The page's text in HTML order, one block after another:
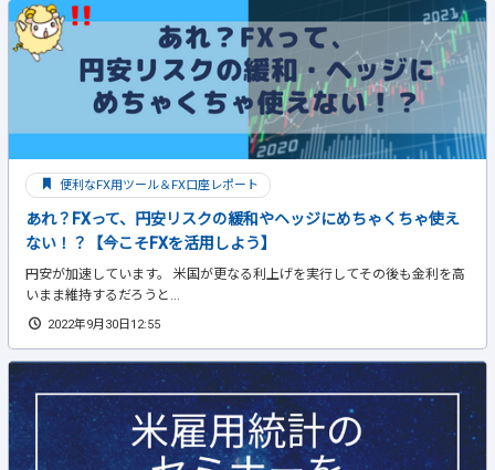
便利なFX用ツール＆FX口座レポート
あれ？FXって、円安リスクの緩和やヘッジにめちゃくちゃ使え
ない！？【今こそFXを活用しよう】
円安が加速しています。 米国が更なる利上げを実行してその後も金利を高
いまま維持するだろうと...
2022年9月30日12:55